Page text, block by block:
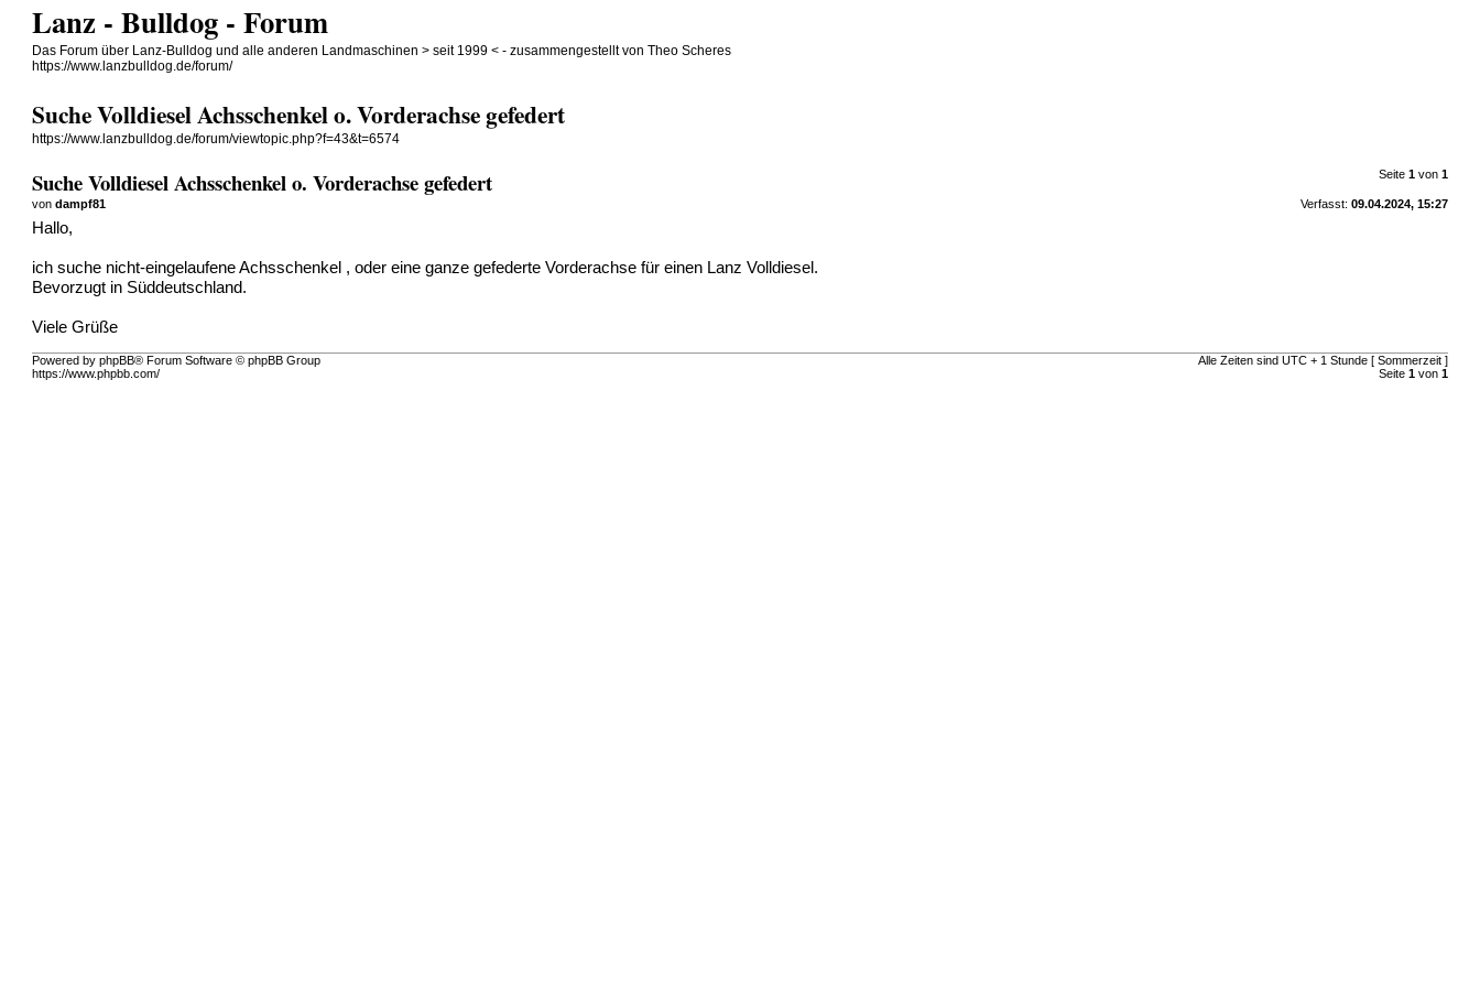
Lanz - Bulldog - Forum
Das Forum über Lanz-Bulldog und alle anderen Landmaschinen > seit 1999 < - zusammengestellt von Theo Scheres
https://www.lanzbulldog.de/forum/
Suche Volldiesel Achsschenkel o. Vorderachse gefedert
https://www.lanzbulldog.de/forum/viewtopic.php?f=43&t=6574
Seite 1von 1
Suche Volldiesel Achsschenkel o. Vorderachse gefedert
Verfasst: 09.04.2024, 15:27
vondampf81
Hallo,
ich suche nicht-eingelaufene Achsschenkel , oder eine ganze gefederte Vorderachse für einen Lanz Volldiesel.
Bevorzugt in Süddeutschland.
Viele Grüße
Alle Zeiten sind UTC + 1 Stunde [ Sommerzeit ]
Seite 1von 1
Powered by phpBB® Forum Software © phpBB Group
https://www.phpbb.com/